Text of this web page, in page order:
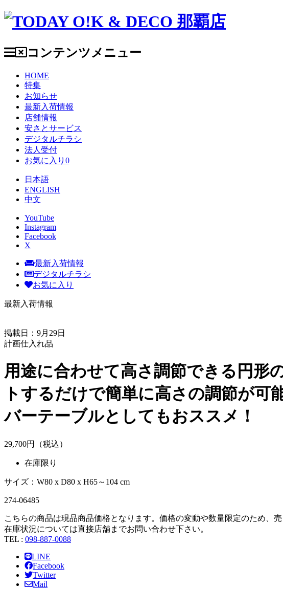
コンテンツメニュー
HOME
特集
お知らせ
最新入荷情報
店舗情報
安さとサービス
デジタルチラシ
法人受付
お気に入り 0
日本語
ENGLISH
中文
YouTube
Instagram
Facebook
X
最新入荷情報
デジタルチラシ
お気に入り
最新入荷情報
掲載日：9月29日
計画仕入れ品
用途に合わせて高さ調節できる円形
トするだけで簡単に高さの調節が可
バーテーブルとしてもおススメ！
29,700円（税込）
在庫限り
サイズ：W80 x D80 x H65～104 cm
274-06485
こちらの商品は現品商品価格となります。価格の変動や数量限定のため、
在庫状況については直接店舗までお問い合わせ下さい。
TEL : 098-887-0088
LINE
Facebook
Twitter
Mail